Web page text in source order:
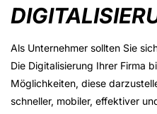
Als Unternehmer sollten Sie
Die Digitalisierung Ihrer Firma
Möglichkeiten, diese
schneller, mobiler, effektiver